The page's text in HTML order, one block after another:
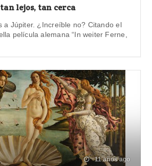
lejos, tan cerca
a Júpiter. ¿Increíble no? Citando el
película alemana “In weiter Ferne,
11 años ago